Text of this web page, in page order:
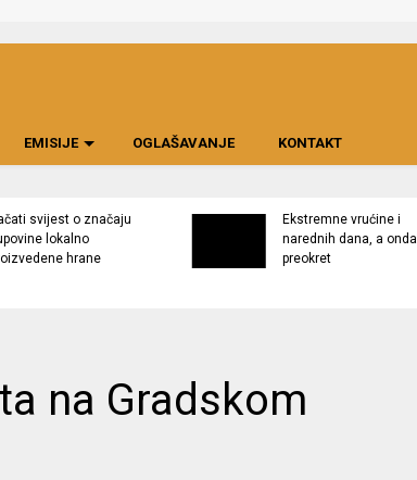
EMISIJE OGLAŠAVANJE KONTAKT
svijest o značaju
lokalno
hrane
Ekstremne vrućine i
narednih dana, a onda
preokret
na Gradskom